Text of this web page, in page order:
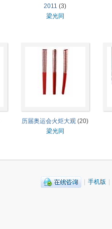
2011 (3)
梁光同
历届奥运会火炬大观 (20)
梁光同
| 手机版 |